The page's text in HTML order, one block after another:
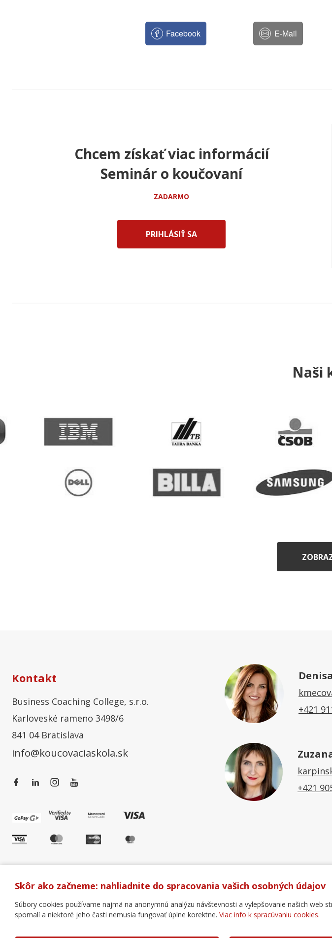
Facebook E-Mail
Chcem získať viac informácií
Seminár o koučovaní
ZADARMO
PRIHLÁSIŤ SA
Naši
Kontakt
Business Coaching College, s.r.o.
Karloveské rameno 3498/6
841 04 Bratislava
info@koucovaciaskola.sk
+421
+421
Všeobecné obchodné podmienky Správa cookies Ochrana osobných údajov
Skôr ako začneme: nahliadnite do spracovania vašich osobných údajov
Súbory cookies používame najmä na anonymnú analýzu návštevnosti a vylepšovanie našich web
spomalí a niektoré jeho časti nemusia fungovať úplne korektne. Viac info k spracúvaniu cookies.